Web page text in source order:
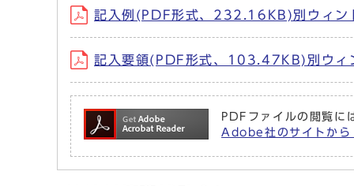
記入例(PDF形式、232.16KB)別ウィン
記入要領(PDF形式、103.47KB)別ウィ
PDFファイルの閲覧
Adobe社のサイトか